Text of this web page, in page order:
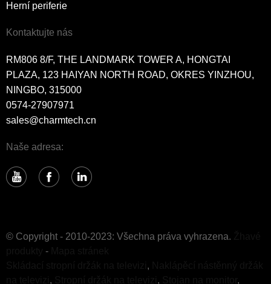
Herní periferie
Kontaktujte nás
RM806 8/F, THE LANDMARK TOWER A, HONGTAI
PLAZA, 123 HAIYAN NORTH ROAD, OKRES YINZHOU,
NINGBO, 315000
0574-27907971
sales@charmtech.cn
Naše adresa:
© Copyright - 2010-2023: Všechna práva vyhrazena.
-
,
, , ,